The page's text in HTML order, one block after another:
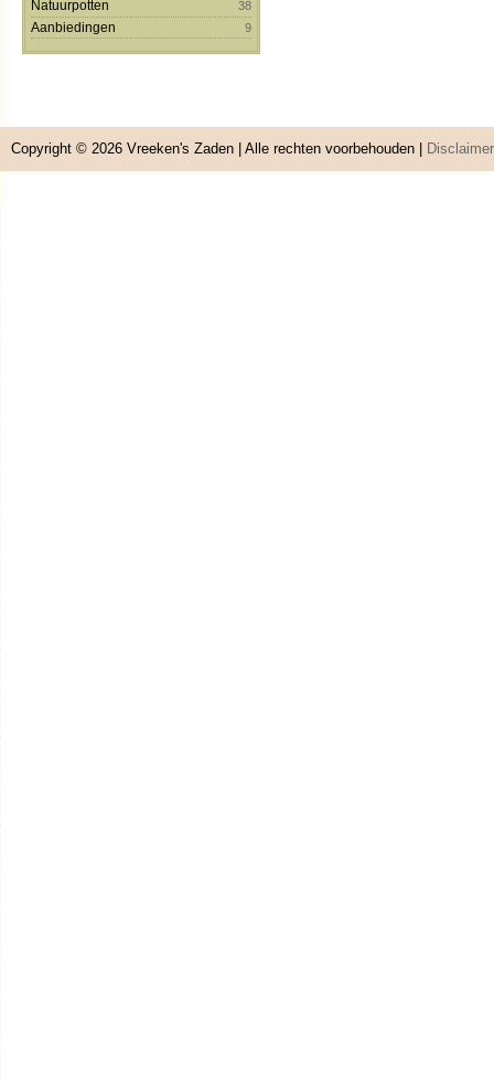
Natuurpotten 38
Aanbiedingen 9
Copyright © 2026 Vreeken's Zaden | Alle rechten voorbehouden | Disclaimer